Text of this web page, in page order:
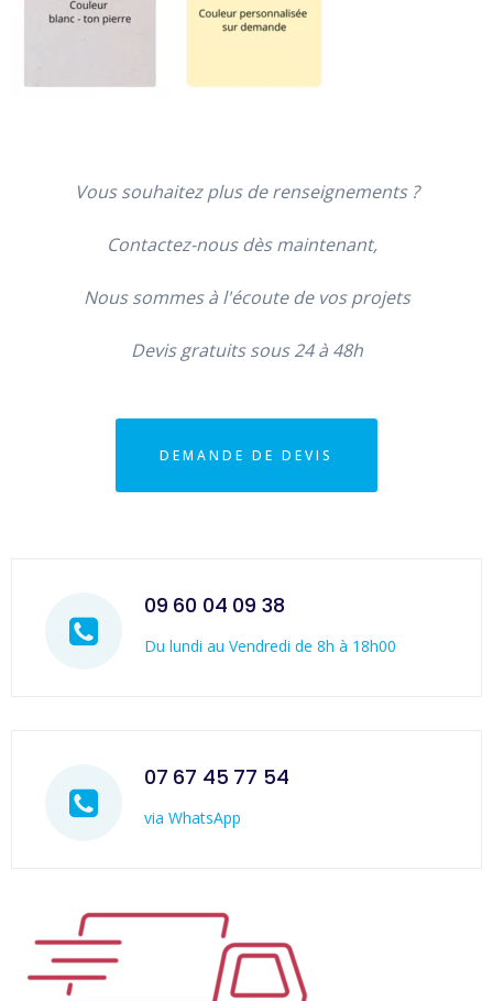
Vous souhaitez plus de renseignements ?
Contactez-nous dès maintenant,
Nous sommes à l'écoute de vos projets
Devis gratuits sous 24 à 48h
DEMANDE DE DEVIS
09 60 04 09 38
Du lundi au Vendredi de 8h à 18h00
07 67 45 77 54
via WhatsApp